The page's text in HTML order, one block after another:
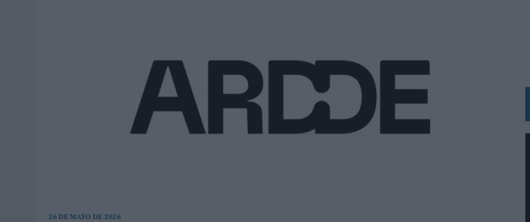
LA TELEVISIÓN SIGUE LIDERANDO EL CONSUMO DE MEDIOS EN VERANO Y SUPERA AL MÓVIL COMO DISPOSITIVO MÁS UTILIZADO
EL USO DE LA IA GENERATIVA ALCANZA YA AL 62% DE LOS ESPAÑOLES
SYSTEM1 NOMBRA A KIMBERLY BASTONI COMO NUEVA DIRECTORA COMERCIAL GLOBAL
FRIGO Y UNIQLO LANZAN UNA COLECCIÓN PERSONALIZABLE INSPIRADA EN CORNETTO, CALIPPO Y SOLERO
LA IA ESTÁ SUBIENDO EL LISTÓN DE LA CREATIVIDAD
05/08/2026 | LUIS ARQUILLOS (BURGO DE ARIAS): “LA CONSTRUCCIÓN DE MARCA A LARGO PLAZO Y LA MEDICIÓN SON DOS CARAS DE LA MISMA
26 DE MAYO DE 2026